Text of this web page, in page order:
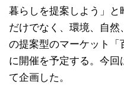
暮らしを提案しよう」と
だけでなく、環境、自
の提案型のマーケット「
に開催を予定する。今
て企画した。